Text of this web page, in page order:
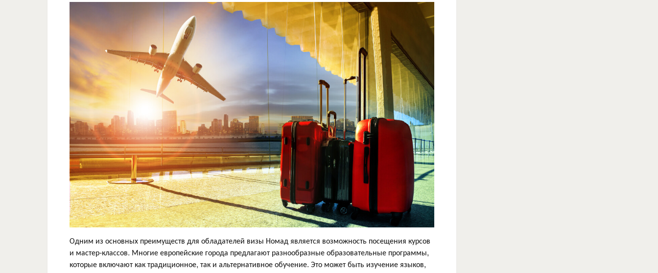
Одним из основных преимуществ для обладателей визы Номад является возможность посещения курсов
и мастер-классов. Многие европейские города предлагают разнообразные образовательные программы,
которые включают как традиционное, так и альтернативное обучение. Это может быть изучение языков,